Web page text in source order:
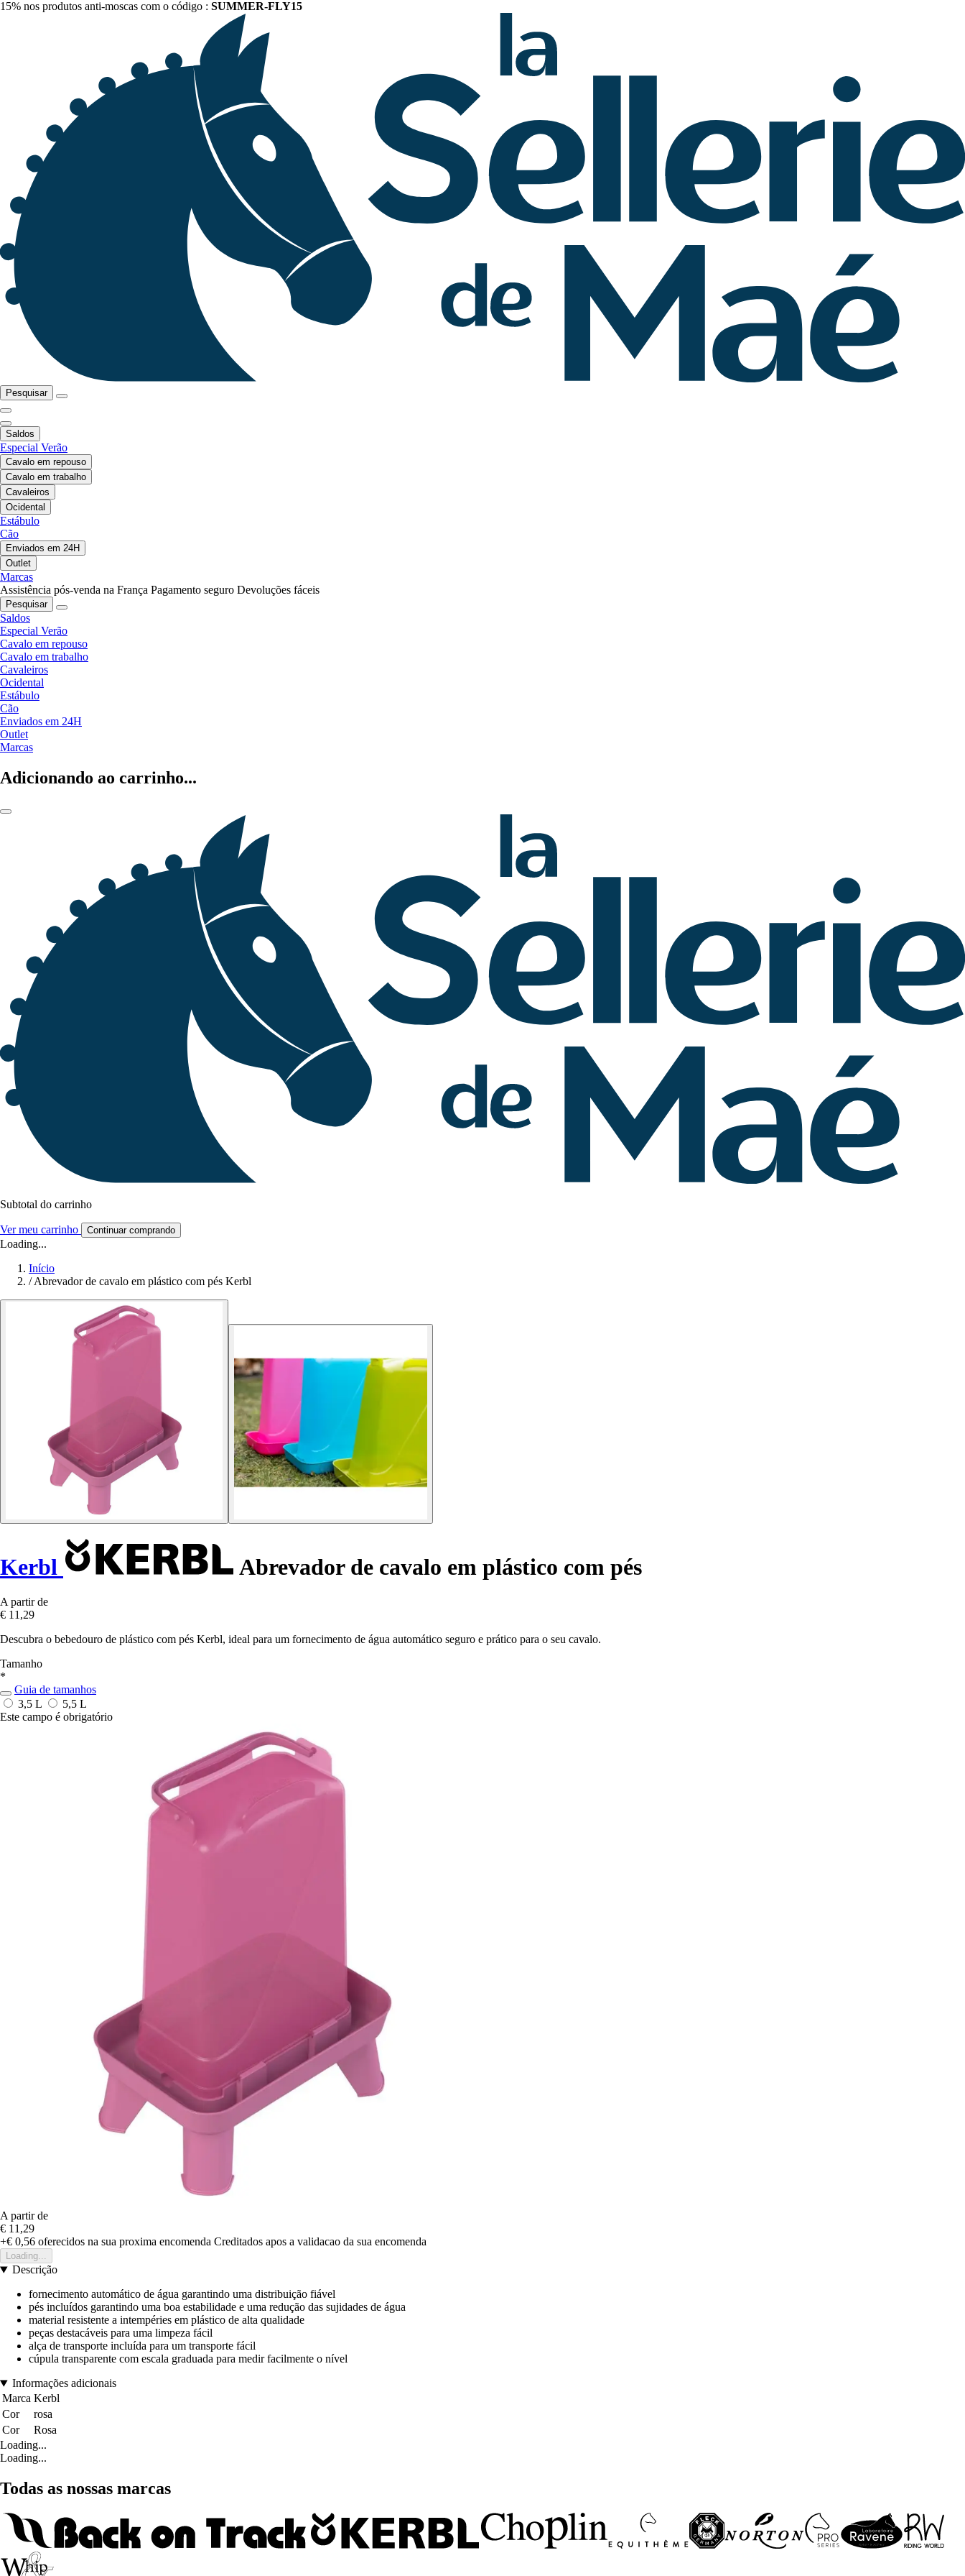
15% nos produtos anti-moscas com o código : SUMMER-FLY15
Pesquisar
Saldos
Especial Verão
Cavalo em repouso
Cavalo em trabalho
Cavaleiros
Ocidental
Estábulo
Cão
Enviados em 24H
Outlet
Marcas
Assistência pós-venda na França Pagamento seguro Devoluções fáceis
Pesquisar
Saldos
Especial Verão
Cavalo em repouso
Cavalo em trabalho
Cavaleiros
Ocidental
Estábulo
Cão
Enviados em 24H
Outlet
Marcas
Adicionando ao carrinho...
Subtotal do carrinho
Ver meu carrinho Continuar comprando
Loading...
Início
/ Abrevador de cavalo em plástico com pés Kerbl
Kerbl Abrevador de cavalo em plástico com pés
A partir de
€ 11,29
Descubra o bebedouro de plástico com pés Kerbl, ideal para um fornecimento de água automático seguro e prático para o seu cavalo.
Tamanho
*
Guia de tamanhos
3,5 L
5,5 L
Este campo é obrigatório
A partir de
€ 11,29
+€ 0,56 oferecidos na sua proxima encomenda Creditados apos a validacao da sua encomenda
Loading...
Descrição
fornecimento automático de água garantindo uma distribuição fiável
pés incluídos garantindo uma boa estabilidade e uma redução das sujidades de água
material resistente a intempéries em plástico de alta qualidade
peças destacáveis para uma limpeza fácil
alça de transporte incluída para um transporte fácil
cúpula transparente com escala graduada para medir facilmente o nível
Informações adicionais
Marca Kerbl
Cor
rosa
Cor
Rosa
Loading...
Loading...
Todas as nossas marcas